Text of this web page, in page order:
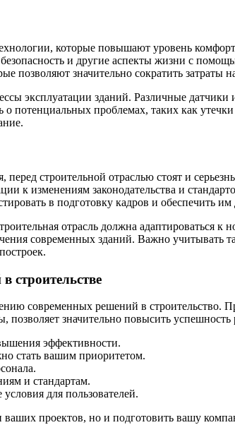
которые повышают уровень
и другие аспекты жизни с
позволяют значительно сократить затраты
эксплуатации зданий. Различные
потенциальных проблемах, таких как
строительной отраслью стоят и
к изменениям законодательства и
в подготовку кадров и обеспечить им
отрасль должна адаптироваться
современных зданий. Важно учитывать
строительстве
современных решений в строительство.
позволяет значительно повысить
эффективности.
стать вашим приоритетом.
и стандартам.
для пользователей.
проектов, но и подготовить вашу